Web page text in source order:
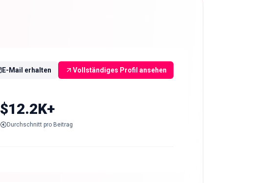
E-Mail erhalten Vollständiges Profil ansehen
$12.2K+
Durchschnitt pro Beitrag